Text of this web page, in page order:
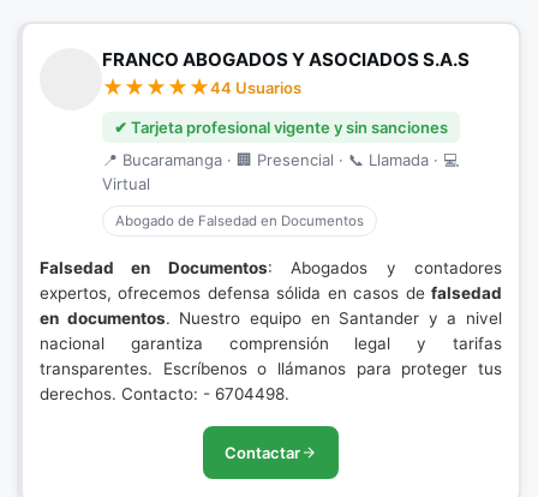
FRANCO ABOGADOS Y ASOCIADOS S.A.S
44 Usuarios
✔ Tarjeta profesional vigente y sin sanciones
📍 Bucaramanga · 🏢 Presencial · 📞 Llamada · 💻
Virtual
Abogado de Falsedad en Documentos
Falsedad en Documentos: Abogados y contadores
expertos, ofrecemos defensa sólida en casos de falsedad
en documentos. Nuestro equipo en Santander y a nivel
nacional garantiza comprensión legal y tarifas
transparentes. Escríbenos o llámanos para proteger tus
derechos. Contacto: - 6704498.
Contactar